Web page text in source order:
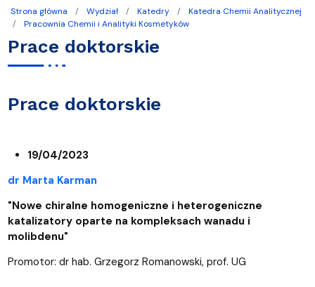
Strona główna Wydział Katedry
Katedra Chemii Analitycznej
Pracownia Chemii i Analityki Kosmetyków
Prace doktorskie
Prace doktorskie
19/04/2023
dr Marta Karman
"Nowe chiralne homogeniczne i heterogeniczne
katalizatory oparte na kompleksach wanadu i
molibdenu"
Promotor: dr hab. Grzegorz Romanowski, prof. UG